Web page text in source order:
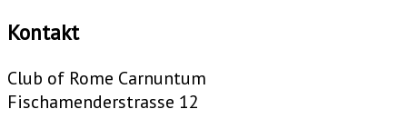
Kontakt
Club of Rome Carnuntum
Fischamenderstrasse 12